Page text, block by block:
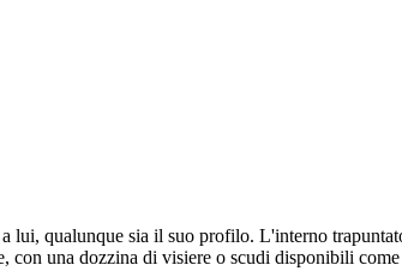
lui, qualunque sia il suo profilo. L'interno
una dozzina di visiere o scudi disponibili